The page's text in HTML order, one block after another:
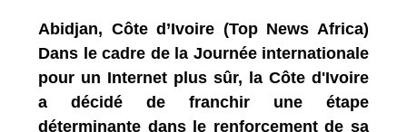
Abidjan, Côte d’Ivoire (Top News Africa)
Dans le cadre de la Journée internationale
pour un Internet plus sûr, la Côte d'Ivoire
a décidé de franchir une étape
déterminante dans le renforcement de sa